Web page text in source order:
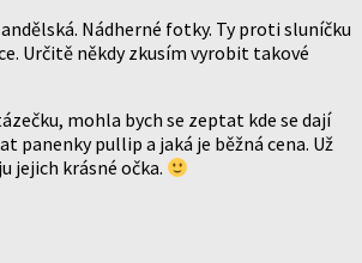
Nádherné fotky. Ty proti sluníčku
Určitě někdy zkusím vyrobit takové
mohla bych se zeptat kde se dají
panenky pullip a jaká je běžná cena. Už
jejich krásné očka.